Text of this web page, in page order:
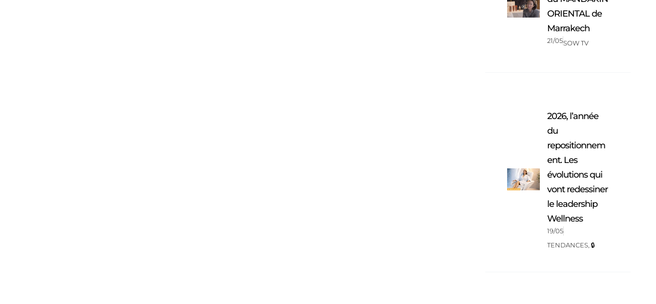
ORIENTAL de
Marrakech
21/05SOW TV
2026, l’année
du
repositionnem
ent. Les
évolutions qui
vont redessiner
le leadership
Wellness
19/05
TENDANCES ,🔒